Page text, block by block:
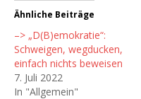
Ähnliche Beiträge
–> „D(B)emokratie“:
Schweigen, wegducken,
einfach nichts beweisen
7. Juli 2022
In "Allgemein"